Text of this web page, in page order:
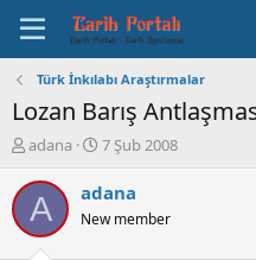
Türk İnkılabı Araştırmalar
Lozan Barış
K
n
b
u
adana
B
ş
a
7 Şub 2008
A adana
New member